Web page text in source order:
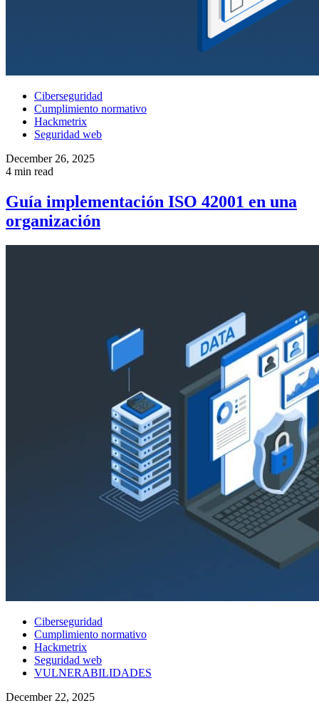
Ciberseguridad
Cumplimiento normativo
Hackmetrix
Seguridad web
December 26, 2025
4 min read
Guía implementación ISO 42001 en una
organización
Ciberseguridad
Cumplimiento normativo
Hackmetrix
Seguridad web
VULNERABILIDADES
December 22, 2025